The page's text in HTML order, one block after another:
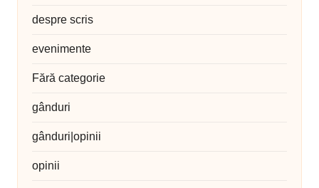
despre scris
evenimente
Fără categorie
gânduri
gânduri|opinii
opinii